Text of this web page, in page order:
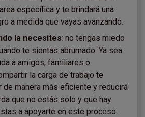
específica y te brindará una
a medida que vayas avanzando.
la necesites: no tengas miedo
te sientas abrumado. Ya sea
a amigos, familiares o
la carga de trabajo te
de manera más eficiente y reducirá
que no estás solo y que hay
a apoyarte en este proceso.